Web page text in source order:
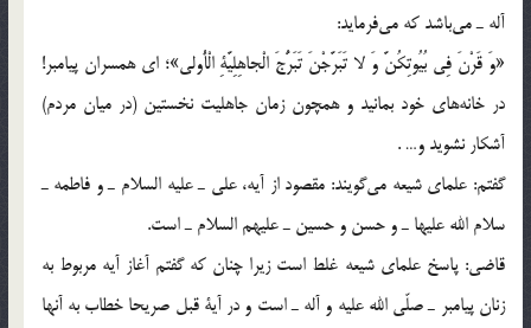
آله ـ مي‌باشد كه مي‌فرمايد:
«وَ قَرْنَ فِي بُيُوتِكُنَّ وَ لا تَبَرَّجْنَ تَبَرُّجَ الْجاهِلِيَّةِ الْأُولى»؛ اي همسران پيامبر!
در خانه‌هاي خود بمانيد و همچون زمان جاهليت نخستين (در ميان مردم)
آشكار نشويد و… .
گفتم: علماي شيعه مي‌گويند: مقصود از آيه، علي ـ عليه السلام ـ و فاطمه ـ
سلام الله عليها ـ و حسن و حسين ـ عليهم السلام ـ است.
قاضي: پاسخ علماي شيعه غلط است زيرا چنان كه گفتم آغاز آيه مربوط به
زنان پيامبر ـ صلّي الله عليه و آله ـ است و در آية قبل صريحا خطاب به آنها